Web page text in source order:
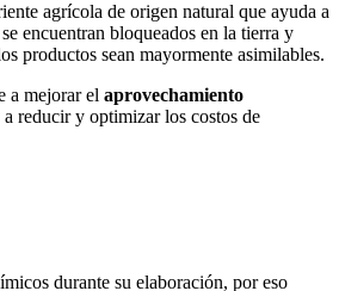
agrícola de origen natural que ayuda a
encuentran bloqueados en la tierra y
productos sean mayormente asimilables.
a mejorar el aprovechamiento
reducir y optimizar los costos de
durante su elaboración, por eso